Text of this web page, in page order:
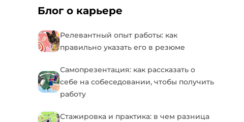
Блог о карьере
Релевантный опыт работы: как
правильно указать его в резюме
Самопрезентация: как рассказать о
себе на собеседовании, чтобы получить
работу
Стажировка и практика: в чем разница